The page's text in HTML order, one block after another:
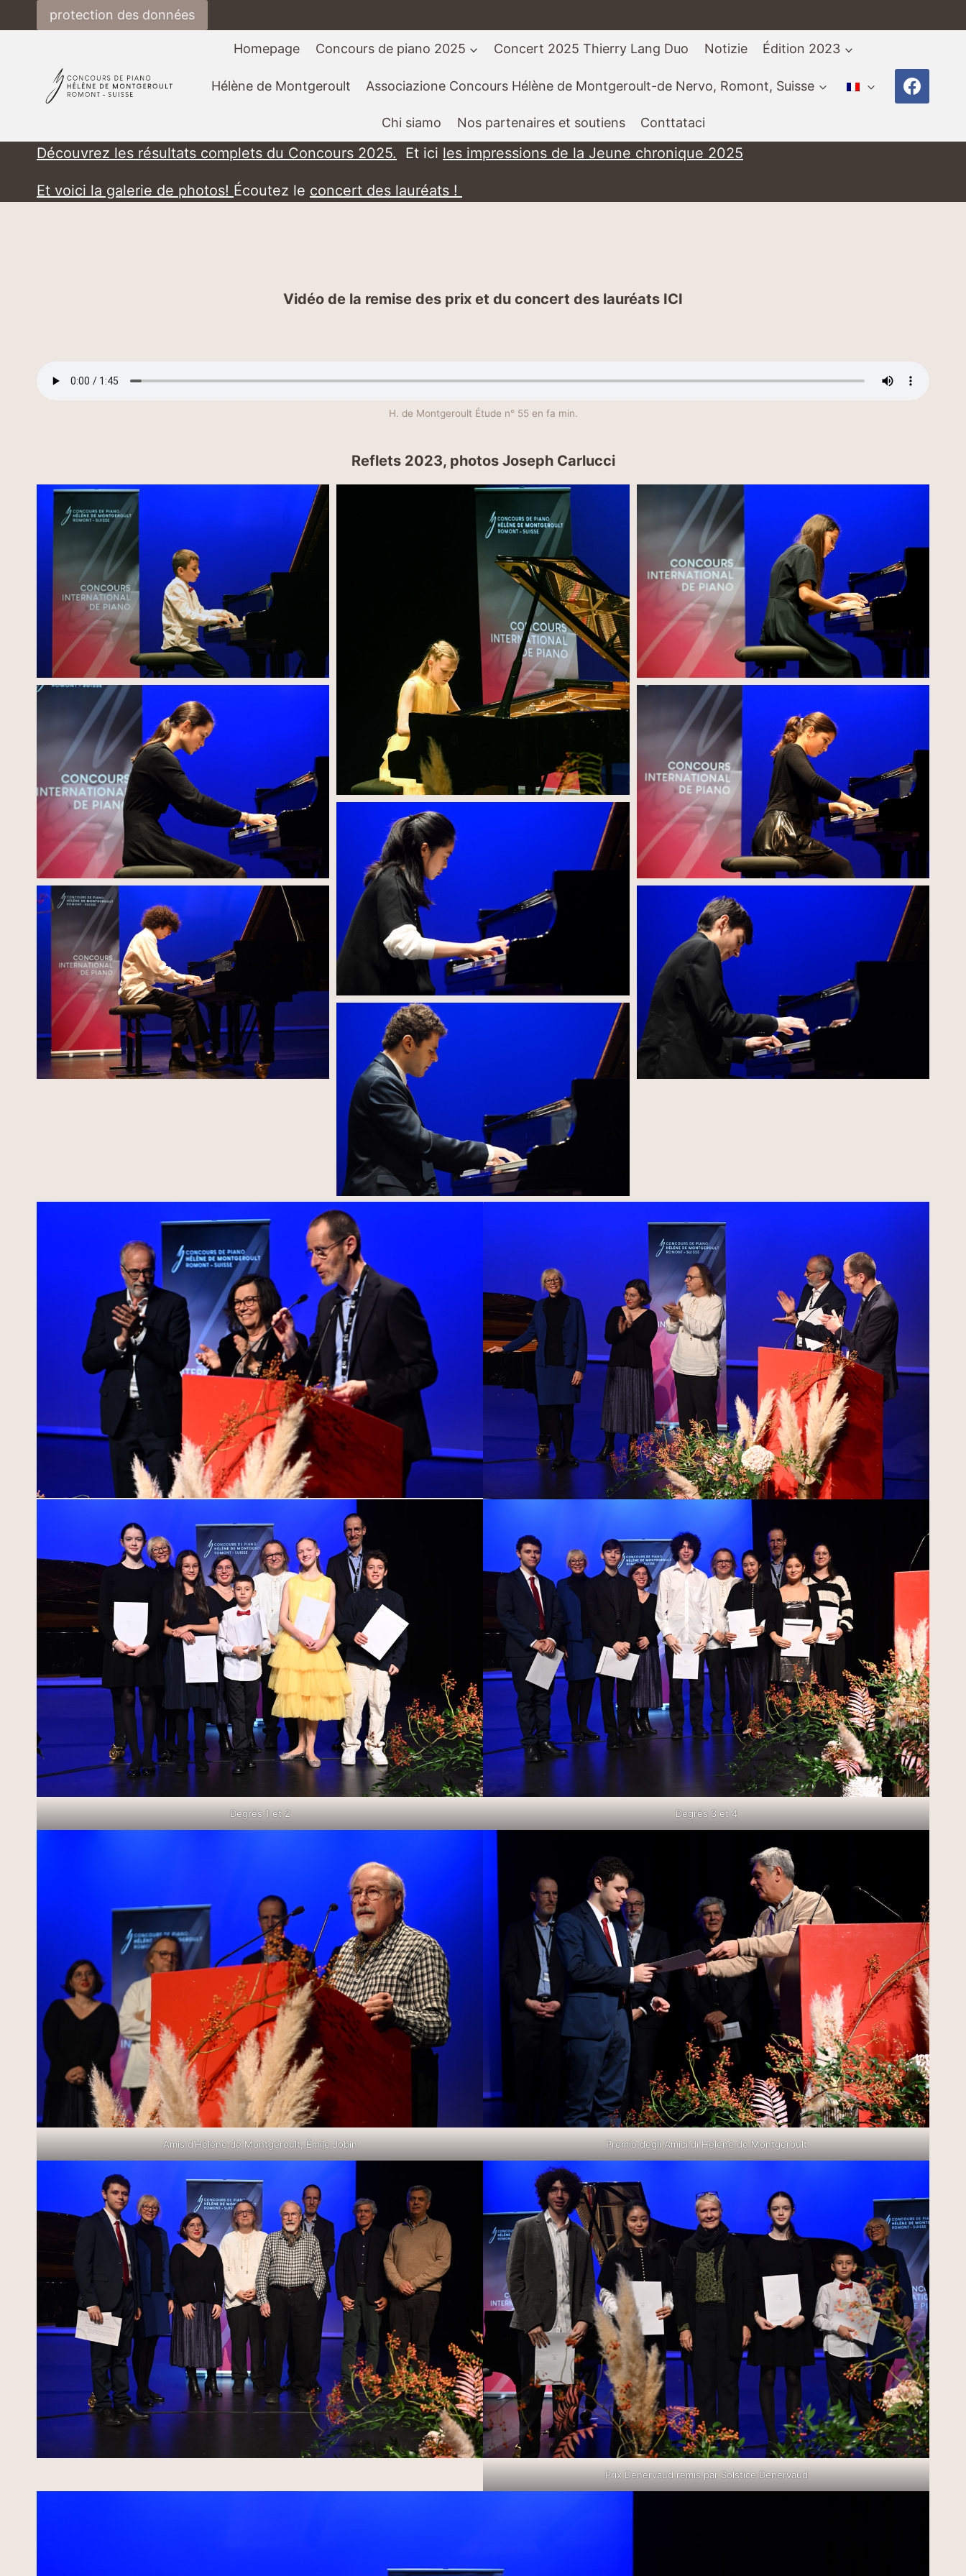
al
protection des données
Homepage Concours de piano 2025 Concert 2025 Thierry Lang Duo Notizie Édition 2023
Hélène de Montgeroult Associazione Concours Hélène de Montgeroult-de Nervo, Romont, Suisse
Chi siamo Nos partenaires et soutiens Conttataci
Découvrez les résultats complets du Concours 2025. Et ici les impressions de la Jeune chronique 2025
Et voici la galerie de photos! Écoutez le concert des lauréats !
Vidéo de la remise des prix et du concert des lauréats ICI
H. de Montgeroult Étude n° 55 en fa min.
Reflets 2023, photos Joseph Carlucci
Degrés 1 et 2 Degrés 3 et 4
Amis d’Hélène de Montgeroult, Émile Jobin Premio degli Amici di Hélène de Montgeroult
Prix Denervaud remis par Solstice Denervaud